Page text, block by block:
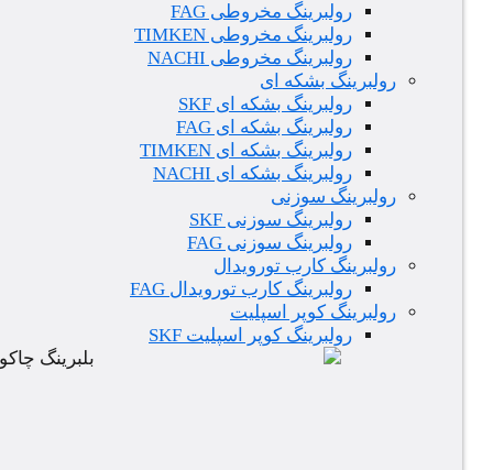
رولبرینگ مخروطی FAG
رولبرینگ مخروطی TIMKEN
رولبرینگ مخروطی NACHI
رولبرینگ بشکه ای
رولبرینگ بشکه ای SKF
رولبرینگ بشکه ای FAG
رولبرینگ بشکه ای TIMKEN
رولبرینگ بشکه ای NACHI
رولبرینگ سوزنی
رولبرینگ سوزنی SKF
رولبرینگ سوزنی FAG
رولبرینگ کارب تورویدال
رولبرینگ کارب تورویدال FAG
رولبرینگ کوپر اسپلیت
رولبرینگ کوپر اسپلیت SKF